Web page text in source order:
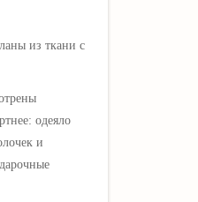
из ткани с
одеяло
и